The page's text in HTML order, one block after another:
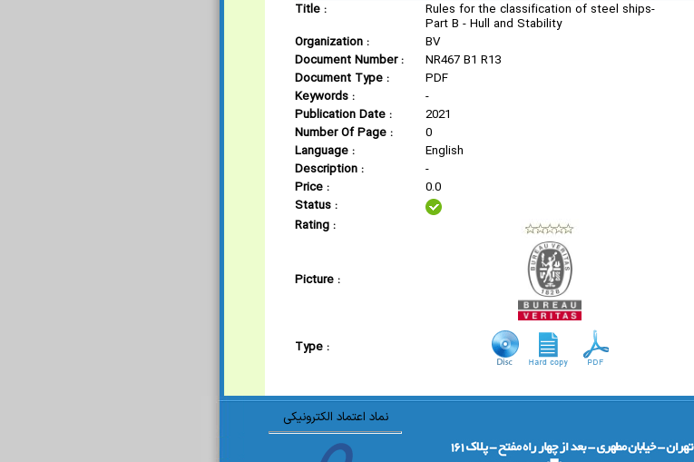
Title :
Rules for the classification of steel ships-
Part B - Hull and Stability
Organization :
BV
Document Number :
NR467 B1 R13
Document Type :
PDF
Keywords :
-
Publication Date :
2021
Number Of Page :
0
Language :
English
Description :
-
Price :
0.0
Status :
Rating :
Picture :
Type :
نماد اعتماد الکترونیکی